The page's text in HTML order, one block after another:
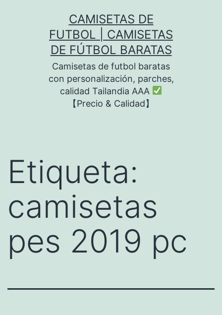
CAMISETAS DE
FUTBOL | CAMISETAS
DE FÚTBOL BARATAS
Camisetas de futbol baratas
con personalización, parches,
calidad Tailandia AAA
【Precio & Calidad】
Etiqueta:
camisetas
pes 2019 pc